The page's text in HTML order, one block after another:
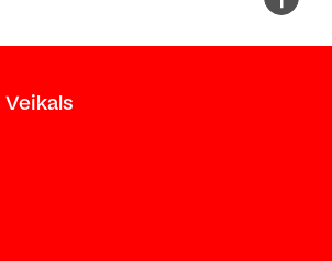
Veikals